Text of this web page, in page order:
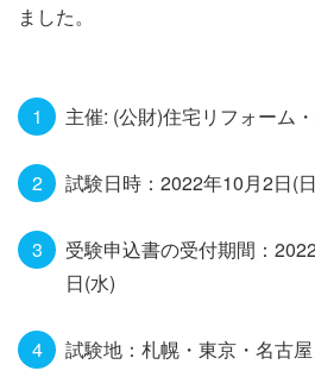
ト
ました。
主催: (公財)住宅リフォーム
試験日時：2022年10月2日(
受験申込書の受付期間：
日(水)
試験地：札幌・東京・名古